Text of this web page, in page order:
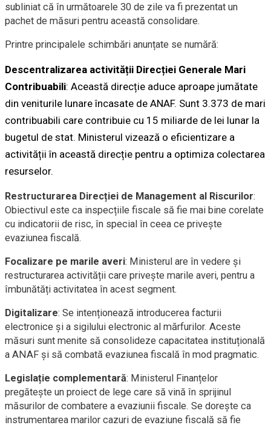
subliniat că în următoarele 30 de zile va fi prezentat un
pachet de măsuri pentru această consolidare.
Printre principalele schimbări anunțate se numără:
Descentralizarea activității Direcției Generale Mari
Contribuabili: Această direcție aduce aproape jumătate
din veniturile lunare încasate de ANAF. Sunt 3.373 de mari
contribuabili care contribuie cu 15 miliarde de lei lunar la
bugetul de stat. Ministerul vizează o eficientizare a
activității în această direcție pentru a optimiza colectarea
resurselor.
Restructurarea Direcției de Management al Riscurilor:
Obiectivul este ca inspecțiile fiscale să fie mai bine corelate
cu indicatorii de risc, în special în ceea ce privește
evaziunea fiscală.
Focalizare pe marile averi: Ministerul are în vedere și
restructurarea activității care privește marile averi, pentru a
îmbunătăți activitatea în acest segment.
Digitalizare: Se intenționează introducerea facturii
electronice și a sigilului electronic al mărfurilor. Aceste
măsuri sunt menite să consolideze capacitatea instituțională
a ANAF și să combată evaziunea fiscală în mod pragmatic.
Legislație complementară: Ministerul Finanțelor
pregătește un proiect de lege care să vină în sprijinul
măsurilor de combatere a evaziunii fiscale. Se dorește ca
instrumentarea marilor cazuri de evaziune fiscală să fie